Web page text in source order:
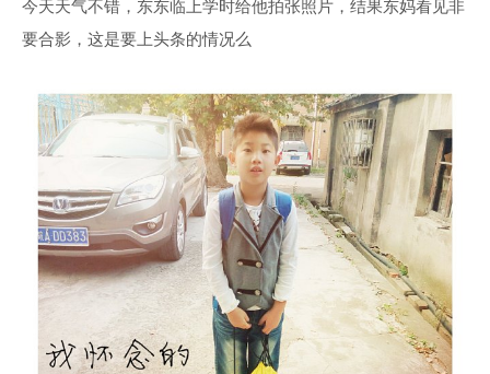
今天天气不错，东东临上学时给他拍张照片，结果东妈看见非
要合影，这是要上头条的情况么